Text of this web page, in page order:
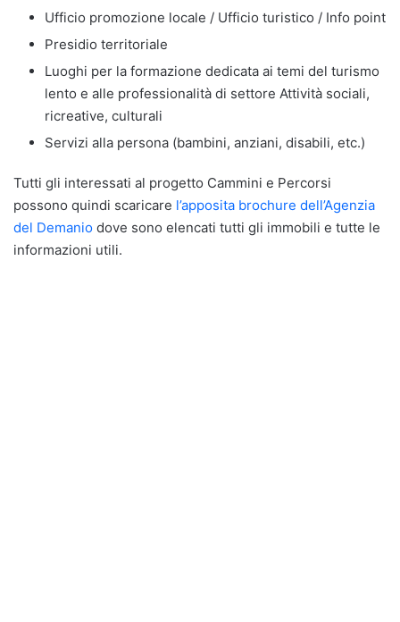
Ufficio promozione locale / Ufficio turistico / Info point
Presidio territoriale
Luoghi per la formazione dedicata ai temi del turismo
lento e alle professionalità di settore Attività sociali,
ricreative, culturali
Servizi alla persona (bambini, anziani, disabili, etc.)
Tutti gli interessati al progetto Cammini e Percorsi
possono quindi scaricare l’apposita brochure dell’Agenzia
del Demanio dove sono elencati tutti gli immobili e tutte le
informazioni utili.